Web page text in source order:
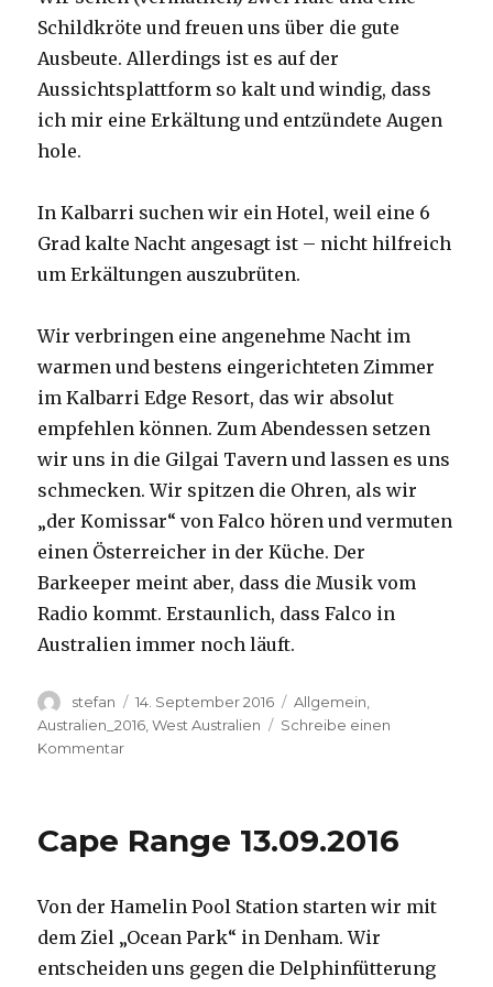
Schildkröte und freuen uns über die gute
Ausbeute. Allerdings ist es auf der
Aussichtsplattform so kalt und windig, dass
ich mir eine Erkältung und entzündete Augen
hole.
In Kalbarri suchen wir ein Hotel, weil eine 6
Grad kalte Nacht angesagt ist – nicht hilfreich
um Erkältungen auszubrüten.
Wir verbringen eine angenehme Nacht im
warmen und bestens eingerichteten Zimmer
im Kalbarri Edge Resort, das wir absolut
empfehlen können. Zum Abendessen setzen
wir uns in die Gilgai Tavern und lassen es uns
schmecken. Wir spitzen die Ohren, als wir
„der Komissar“ von Falco hören und vermuten
einen Österreicher in der Küche. Der
Barkeeper meint aber, dass die Musik vom
Radio kommt. Erstaunlich, dass Falco in
Australien immer noch läuft.
Autor
stefan
Veröffentlicht
am
14. September 2016 Kategorien
Allgemein
Australien_2016 ,West Australien
Schreibe einen
Kommentarzu
Cape Range 13.09.2016
Von der Hamelin Pool Station starten wir mit
dem Ziel „Ocean Park“ in Denham. Wir
entscheiden uns gegen die Delphinfütterung